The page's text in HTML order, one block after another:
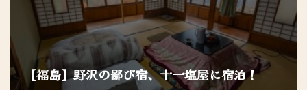
【福島】野沢の鄙び宿、十一塩屋に宿泊！